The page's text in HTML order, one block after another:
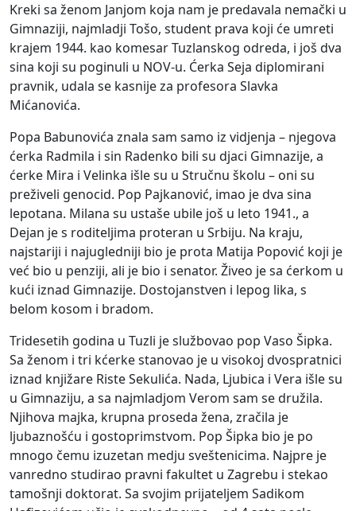
Kreki sa ženom Janjom koja nam je predavala nemački u
Gimnaziji, najmladji Tošo, student prava koji će umreti
krajem 1944. kao komesar Tuzlanskog odreda, i još dva
sina koji su poginuli u NOV-u. Ćerka Seja diplomirani
pravnik, udala se kasnije za profesora Slavka
Mićanovića.
Popa Babunovića znala sam samo iz vidjenja – njegova
ćerka Radmila i sin Radenko bili su djaci Gimnazije, a
ćerke Mira i Velinka išle su u Stručnu školu – oni su
preživeli genocid. Pop Pajkanović, imao je dva sina
lepotana. Milana su ustaše ubile još u leto 1941., a
Dejan je s roditeljima proteran u Srbiju. Na kraju,
najstariji i najugledniji bio je prota Matija Popović koji je
već bio u penziji, ali je bio i senator. Živeo je sa ćerkom u
kući iznad Gimnazije. Dostojanstven i lepog lika, s
belom kosom i bradom.
Tridesetih godina u Tuzli je službovao pop Vaso Šipka.
Sa ženom i tri kćerke stanovao je u visokoj dvospratnici
iznad knjižare Riste Sekulića. Nada, Ljubica i Vera išle su
u Gimnaziju, a sa najmladjom Verom sam se družila.
Njihova majka, krupna proseda žena, zračila je
ljubaznošću i gostoprimstvom. Pop Šipka bio je po
mnogo čemu izuzetan medju sveštenicima. Najpre je
vanredno studirao pravni fakultet u Zagrebu i stekao
tamošnji doktorat. Sa svojim prijateljem Sadikom